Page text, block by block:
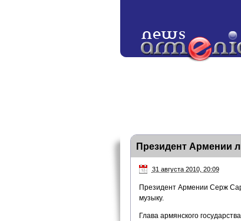
Президент Армении
31 августа 2010, 20:09
Президент Армении Серж
музыку.
Глава армянского